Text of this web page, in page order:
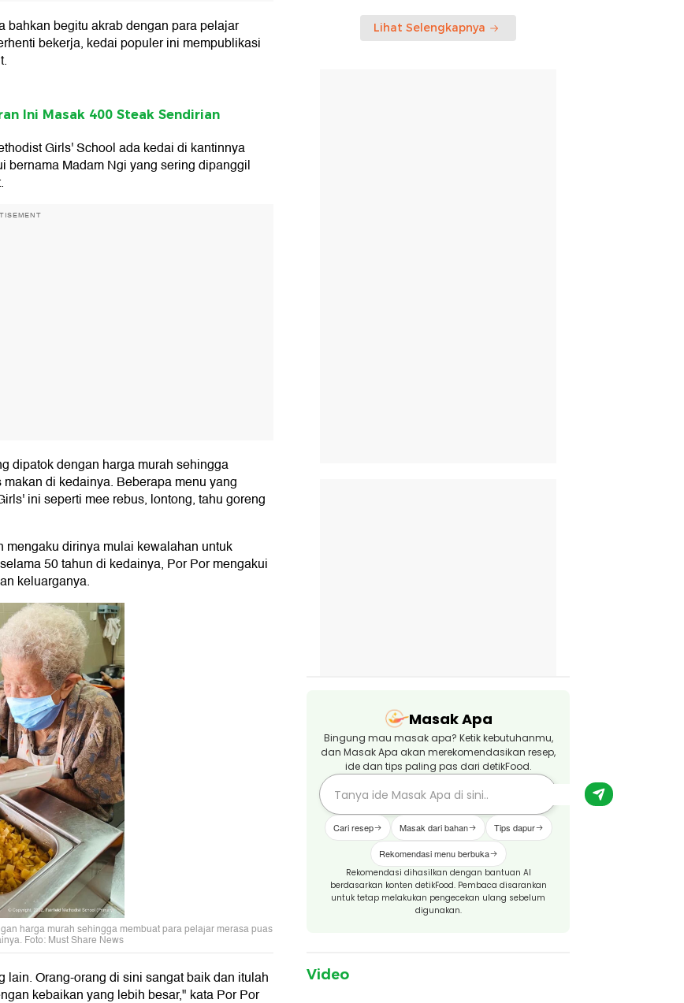
begitu akrab dengan para pelajar
bekerja, kedai populer ini mempublikasi
Ini Masak 400 Steak Sendirian
Girls' School ada kedai di kantinnya
Madam Ngi yang sering dipanggil
dipatok dengan harga murah sehingga
di kedainya. Beberapa menu yang
ini seperti mee rebus, lontong, tahu goreng
dirinya mulai kewalahan untuk
50 tahun di kedainya, Por Por mengakui
keluarganya.
harga murah sehingga membuat para pelajar merasa puas
Foto: Must Share News
Orang-orang di sini sangat baik dan itulah
kebaikan yang lebih besar," kata Por Por
Lihat Selengkapnya
Masak Apa
Bingung mau masak apa? Ketik kebutuhanmu,
dan Masak Apa akan merekomendasikan resep,
ide dan tips paling pas dari detikFood.
Cari resep Masak dari bahan Tips dapur
Rekomendasi menu berbuka
Rekomendasi dihasilkan dengan bantuan AI
berdasarkan konten detikFood. Pembaca disarankan
untuk tetap melakukan pengecekan ulang sebelum
digunakan.
Video